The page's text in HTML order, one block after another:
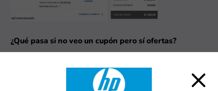
¿Qué pasa si no veo un cupón pero sí ofertas?
Así como con los cupones, al hacer clic en HP,
encontrarás una serie de ofertas en la tienda. Revisa